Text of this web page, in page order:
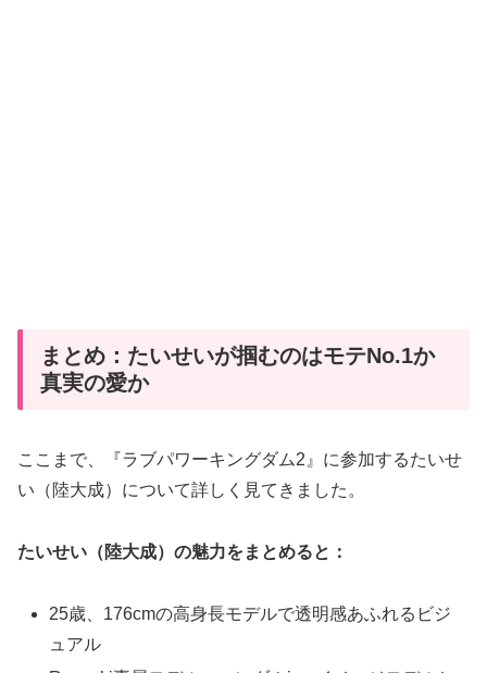
まとめ：たいせいが掴むのはモテNo.1か
真実の愛か
ここまで、『ラブパワーキングダム2』に参加するたいせ
い（陸大成）について詳しく見てきました。
たいせい（陸大成）の魅力をまとめると：
25歳、176cmの高身長モデルで透明感あふれるビジ
ュアル